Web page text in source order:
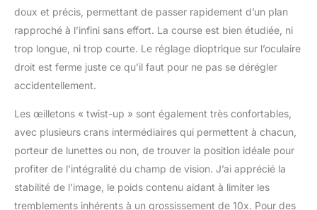
doux et précis, permettant de passer rapidement d’un plan
rapproché à l’infini sans effort. La course est bien étudiée, ni
trop longue, ni trop courte. Le réglage dioptrique sur l’oculaire
droit est ferme juste ce qu’il faut pour ne pas se dérégler
accidentellement.
Les œilletons « twist-up » sont également très confortables,
avec plusieurs crans intermédiaires qui permettent à chacun,
porteur de lunettes ou non, de trouver la position idéale pour
profiter de l’intégralité du champ de vision. J’ai apprécié la
stabilité de l’image, le poids contenu aidant à limiter les
tremblements inhérents à un grossissement de 10x. Pour des